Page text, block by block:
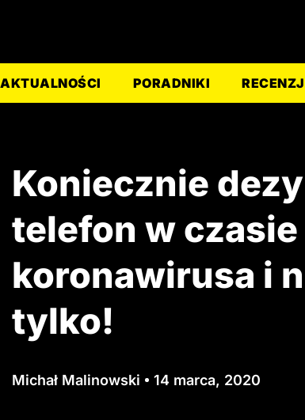
AKTUALNOŚCI PORADNIKI
Koniecznie
telefon w czasie
koronawirusa i
tylko!
Michał Malinowski 14 marca, 2020